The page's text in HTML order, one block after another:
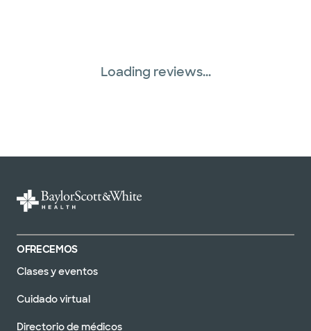
Loading reviews...
OFRECEMOS
Clases y eventos
Cuidado virtual
Directorio de médicos